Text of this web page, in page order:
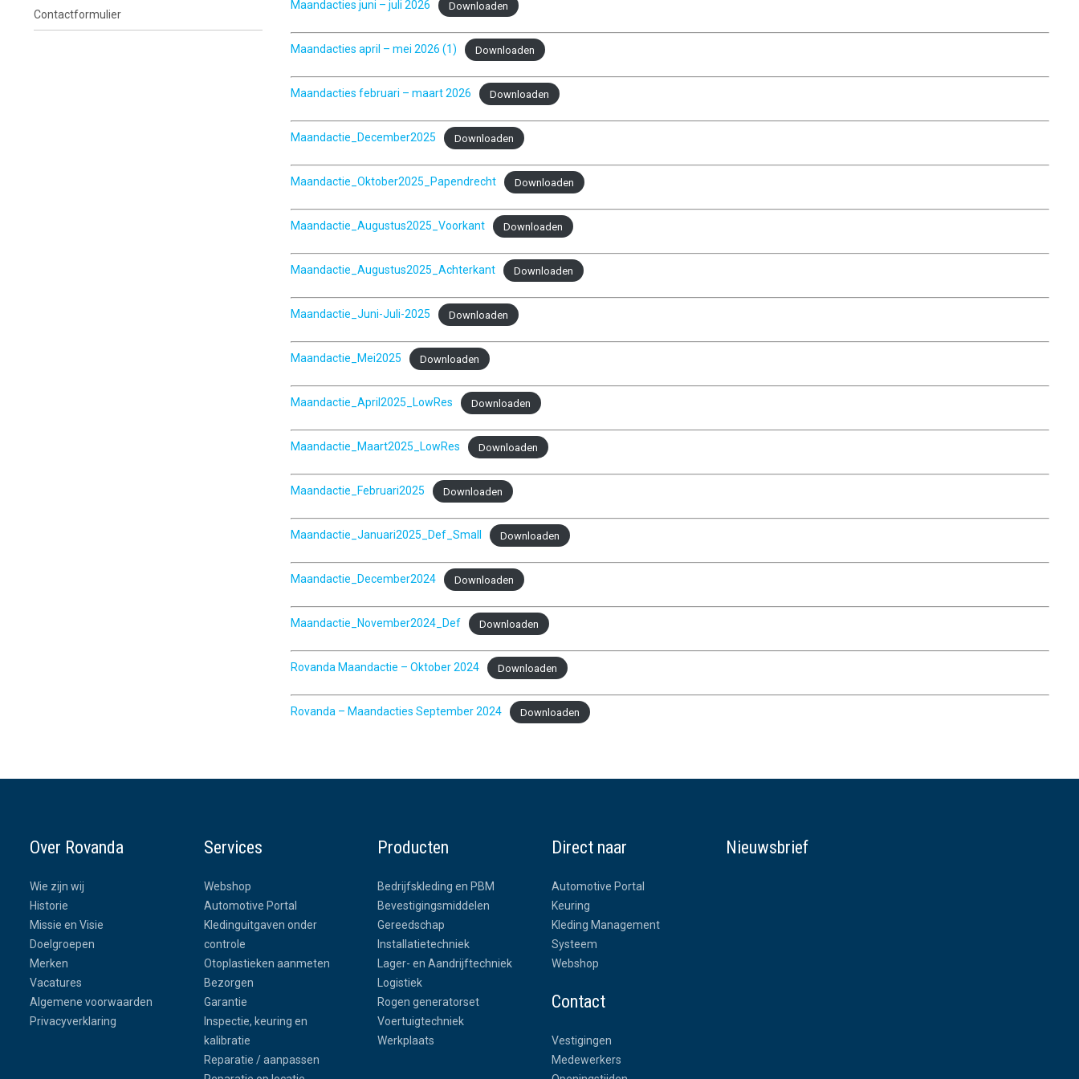
Contactformulier
Maandacties juni – juli 2026 Downloaden
Maandacties april – mei 2026 (1) Downloaden
Maandacties februari – maart 2026 Downloaden
Maandactie_December2025 Downloaden
Maandactie_Oktober2025_Papendrecht Downloaden
Maandactie_Augustus2025_Voorkant Downloaden
Maandactie_Augustus2025_Achterkant Downloaden
Maandactie_Juni-Juli-2025 Downloaden
Maandactie_Mei2025 Downloaden
Maandactie_April2025_LowRes Downloaden
Maandactie_Maart2025_LowRes Downloaden
Maandactie_Februari2025 Downloaden
Maandactie_Januari2025_Def_Small Downloaden
Maandactie_December2024 Downloaden
Maandactie_November2024_Def Downloaden
Rovanda Maandactie – Oktober 2024 Downloaden
Rovanda – Maandacties September 2024 Downloaden
Over Rovanda
Wie zijn wij
Historie
Missie en Visie
Doelgroepen
Merken
Vacatures
Algemene voorwaarden
Privacyverklaring
Services
Webshop
Automotive Portal
Kledinguitgaven onder
controle
Otoplastieken aanmeten
Bezorgen
Garantie
Inspectie, keuring en
kalibratie
Reparatie / aanpassen
Producten
Bedrijfskleding en PBM
Bevestigingsmiddelen
Gereedschap
Installatietechniek
Lager- en Aandrijftechniek
Logistiek
Rogen generatorset
Voertuigtechniek
Werkplaats
Direct naar
Automotive Portal
Keuring
Kleding Management
Systeem
Webshop
Contact
Vestigingen
Medewerkers
Nieuwsbrief